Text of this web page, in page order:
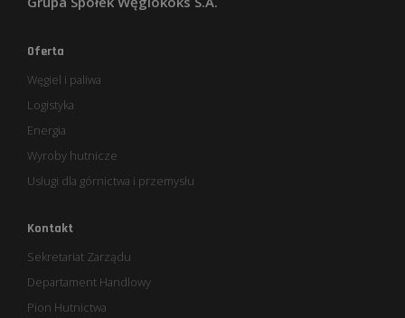
Oferta
Węgiel i paliwa
Logistyka
Energia
Wyroby hutnicze
Usługi dla górnictwa i przemysłu
Kontakt
Sekretariat Zarządu
Departament Handlowy
Pion Hutnictwa